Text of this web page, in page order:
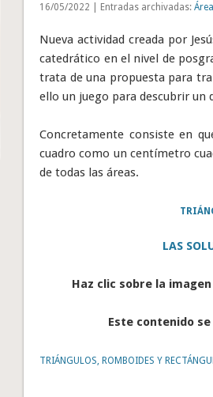
16/05/2022 | Entradas archivadas:
Nueva actividad creada por
catedrático en el nivel de
trata de una propuesta para
ello un juego para descubrir
Concretamente consiste en
cuadro como un centímetro
de todas las áreas.
LAS
Haz clic sobre la
Este contenido
TRIÁNGULOS, ROMBOIDES Y